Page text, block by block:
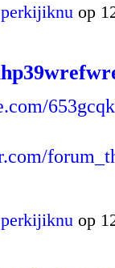
perkijiknu op
perkijiknu op